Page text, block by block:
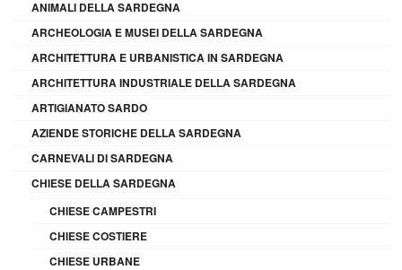
ANIMALI DELLA SARDEGNA
ARCHEOLOGIA E MUSEI DELLA SARDEGNA
ARCHITETTURA E URBANISTICA IN SARDEGNA
ARCHITETTURA INDUSTRIALE DELLA SARDEGNA
ARTIGIANATO SARDO
AZIENDE STORICHE DELLA SARDEGNA
CARNEVALI DI SARDEGNA
CHIESE DELLA SARDEGNA
CHIESE CAMPESTRI
CHIESE COSTIERE
CHIESE URBANE